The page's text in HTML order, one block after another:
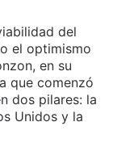
del
el optimismo
en su
que comenzó
dos pilares: la
Unidos y la